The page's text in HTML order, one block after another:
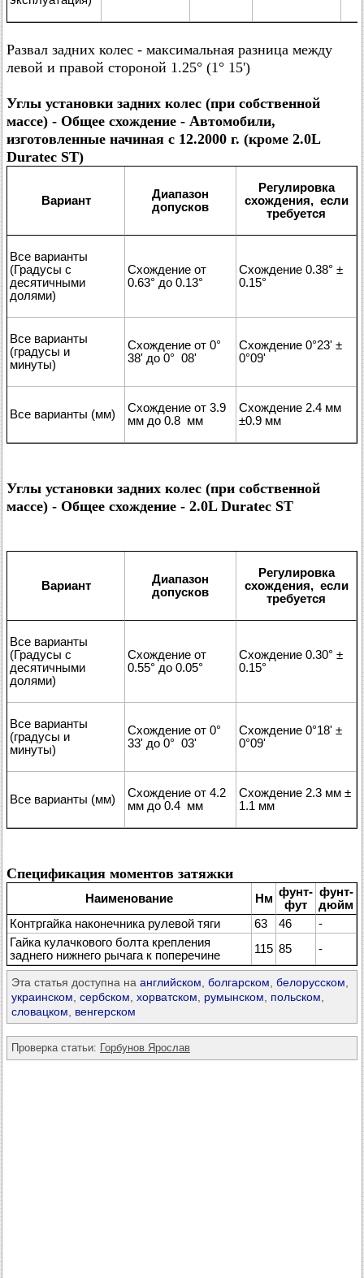
Развал задних колес - максимальная разница между
левой и правой стороной 1.25° (1° 15')
Углы установки задних колес (при собственной
массе) - Общее схождение - Автомобили,
изготовленные начиная с 12.2000 г. (кроме 2.0L
Duratec ST)
Вариант
Диапазон
допусков
Регулировка
схождения, если
требуется
Все варианты
(Градусы с
десятичными
долями)
Схождение от
0.63° до 0.13°
Схождение 0.38° ±
0.15°
Все варианты
(градусы и
минуты)
Схождение от 0°
38' до 0° 08'
Схождение 0°23' ±
0°09'
Все варианты (мм)
Схождение от 3.9
мм до 0.8 мм
Схождение 2.4 мм
±0.9 мм
Углы установки задних колес (при собственной
массе) - Общее схождение - 2.0L Duratec ST
Вариант
Диапазон
допусков
Регулировка
схождения, если
требуется
Все варианты
(Градусы с
десятичными
долями)
Схождение от
0.55° до 0.05°
Схождение 0.30° ±
0.15°
Все варианты
(градусы и
минуты)
Схождение от 0°
33' до 0° 03'
Схождение 0°18' ±
0°09'
Все варианты (мм)
Схождение от 4.2
мм до 0.4 мм
Схождение 2.3 мм ±
1.1 мм
Спецификация моментов затяжки
Наименование Нм фунт-
фут
фунт-
дюйм
Контргайка наконечника рулевой тяги
63 46
-
Гайка кулачкового болта крепления
заднего нижнего рычага к поперечине
115 85 -
Эта статья доступна на английском болгарском белорусском
украинском сербском хорватском румынском польском
словацком
венгерском
Проверка статьи: Горбунов Ярослав